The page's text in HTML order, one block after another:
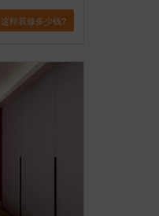
这样装修多少钱?